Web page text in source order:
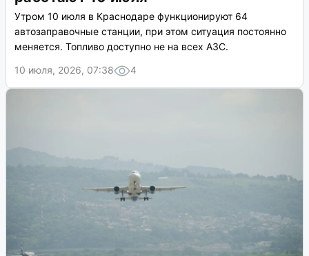
Утром 10 июля в Краснодаре функционируют 64
автозаправочные станции, при этом ситуация постоянно
меняется. Топливо доступно не на всех АЗС.
10 июля, 2026, 07:38
4